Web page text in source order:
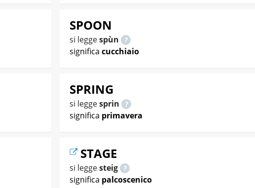
SPOON
si leggespùn
significa cucchiaio
SPRING
si leggesprin
significa primavera
STAGE
si leggesteig
significa palcoscenico